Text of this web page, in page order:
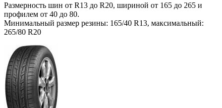
Размерность шин от R13 до R20, шириной от 165 до 265 и
профилем от 40 до 80.
Минимальный размер резины: 165/40 R13, максимальный:
265/80 R20